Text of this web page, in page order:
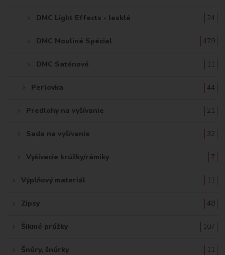
DMC Light Effects - lesklé 24
DMC Mouliné Spécial 479
DMC Saténové 11
Perlovka 44
Predlohy na vyšívanie 21
Sada na vyšívanie 32
Vyšívacie krúžky/rámiky 7
Výplňový materiál 11
Zipsy 48
Šikmé prúžky 107
Šnúry, šnúrky 11